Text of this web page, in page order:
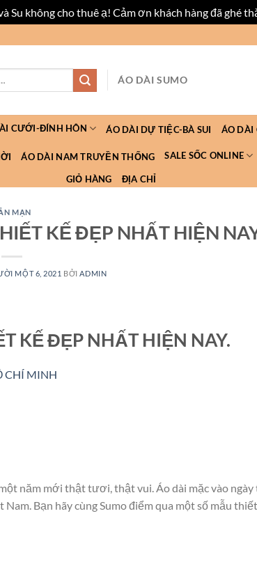
Su không cho thuê ạ! Cảm ơn khách hàng đã ghé
ÁO DÀI SUMO
CƯỚI-ĐÍNH HÔN ÁO DÀI DỰ TIỆC-BÀ SUI ÁO DÀI
ÁO DÀI NAM TRUYỀN THỐNG SALE SỐC ONLINE
GIỎ HÀNG ĐỊA CHỈ
MẠN
KẾ ĐẸP NHẤT HIỆN
MỘT 6, 2021 BỞI ADMIN
KẾ ĐẸP NHẤT HIỆN NAY.
CHÍ MINH
năm mới thật tươi, thật vui. Áo dài mặc vào
Bạn hãy cùng Sumo điểm qua một số mẫu